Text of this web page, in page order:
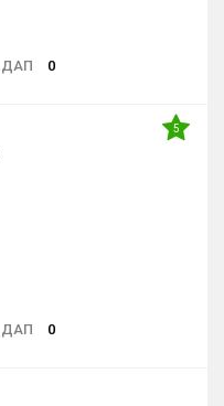
ДАП
0
ДАП
0
5